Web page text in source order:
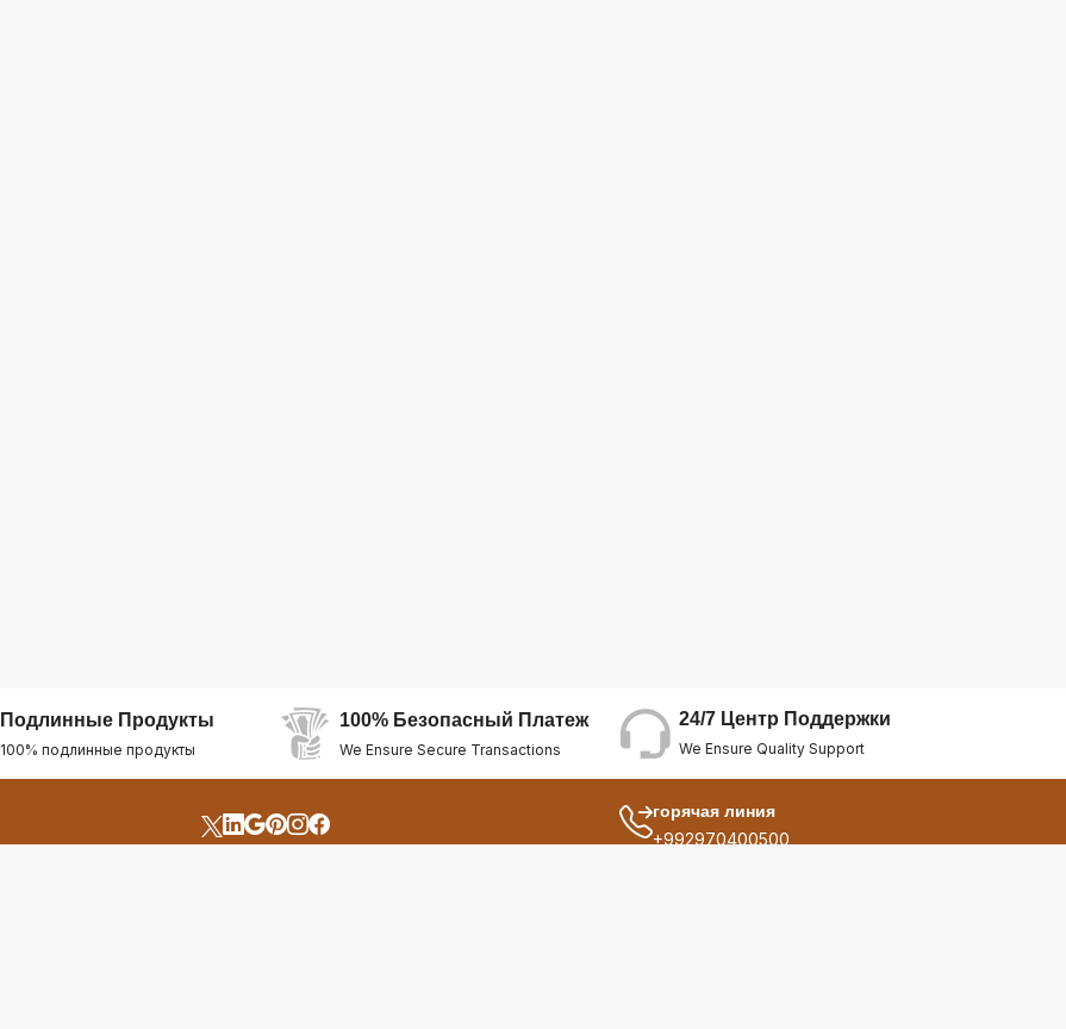
Подлинные Продукты
100% подлинные продукты
100% Безопасный Платеж
We Ensure Secure Transactions
24/7 Центр Поддержки
We Ensure Quality Support
горячая линия
+992970400500